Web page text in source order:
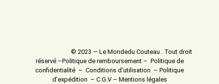
© 2023 — Le Mondedu Couteau . Tout droit
réservé –Politique de remboursement – Politique de
confidentialité – Conditions d’utilisation – Politique
d’expédition – C.G.V– Mentions légales